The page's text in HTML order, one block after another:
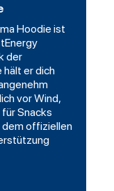
Hoodie ist
der
er dich
vor Wind,
Snacks
offiziellen